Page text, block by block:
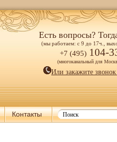
Есть вопросы?
(мы работаем: с 9 до 17ч.,
+7 (495) 104-
(многоканальный для
Или закажите
Контакты